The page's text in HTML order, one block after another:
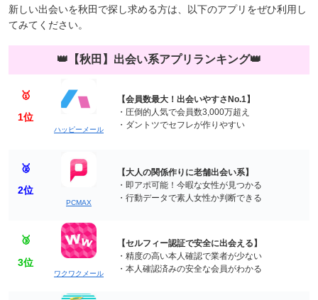
新しい出会いを秋田で探し求める方は、以下のアプリをぜひ利用し
てみてください。
👑【秋田】出会い系アプリランキング👑
🥇
1位
ハッピーメール
【会員数最大！出会いやすさNo.1】
・ 圧倒的人気で会員数3,000万超え
・ダントツでセフレが作りやすい
🥈
2位
PCMAX
【大人の関係作りに老舗出会い系】
・即アポ可能！今暇な女性が見つかる
・行動データで素人女性か判断できる
🥉
3位
ワクワクメール
【セルフィー認証で安全に出会える】
・精度の高い本人確認で業者が少ない
・本人確認済みの安全な会員がわかる